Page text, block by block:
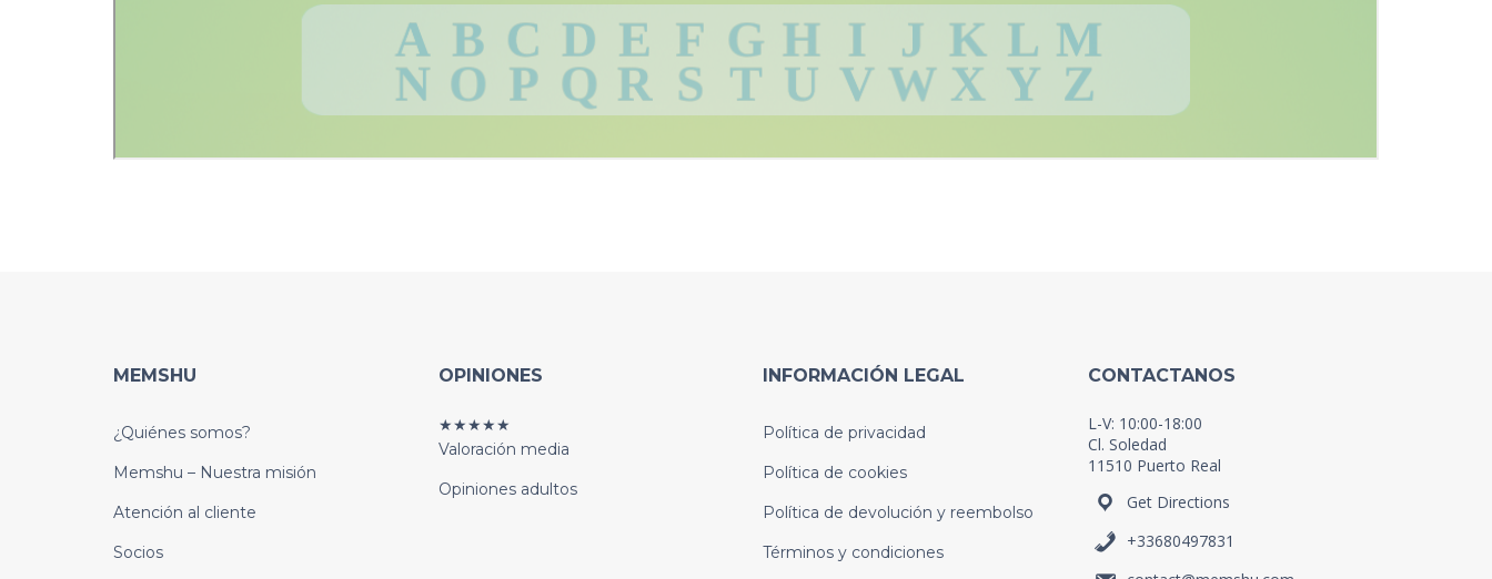
MEMSHU
¿Quiénes somos?
Memshu – Nuestra misión
Atención al cliente
Socios
OPINIONES
★★★★★
Valoración media
Opiniones adultos
INFORMACIÓN LEGAL
Política de privacidad
Política de cookies
Política de devolución y reembolso
Términos y condiciones
CONTACTANOS
L-V: 10:00-18:00
Cl. Soledad
11510 Puerto Real
Get Directions
+33680497831